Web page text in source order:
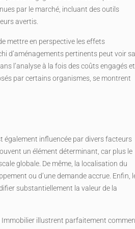
par le marché, incluant des outils
avertis.
mettre en perspective les effets
d’aménagements pertinents peut voir sa
l’analyse à la fois des coûts engagés et
par certains organismes, se montrent
également influencée par divers facteurs
un élément déterminant, car plus le
globale. De même, la localisation du
ou d’une demande accrue. Enfin,
substantiellement la valeur de la
Immobilier illustrent parfaitement